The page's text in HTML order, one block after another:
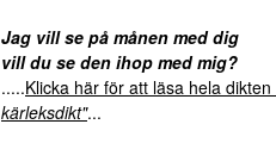
Jag vill se på månen med dig
vill du se den ihop med mig?
.....Klicka här för att läsa hela dikten
kärleksdikt"...